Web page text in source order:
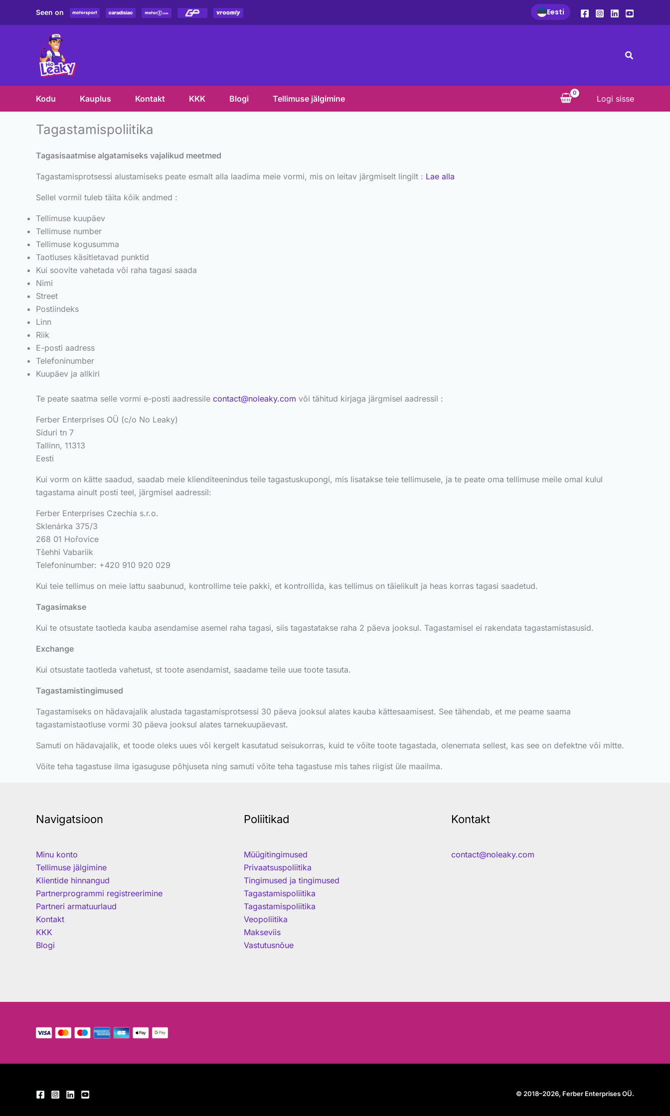
Seen on Eesti
Search
Kodu Kauplus Kontakt KKK Blogi Tellimuse jälgimine Logi sisse
Tagastamispoliitika
Tagasisaatmise algatamiseks vajalikud meetmed
Tagastamisprotsessi alustamiseks peate esmalt alla laadima meie vormi, mis on leitav järgmiselt lingilt : Lae alla
Sellel vormil tuleb täita kõik andmed :
Tellimuse kuupäev
Tellimuse number
Tellimuse kogusumma
Taotluses käsitletavad punktid
Kui soovite vahetada või raha tagasi saada
Nimi
Street
Postiindeks
Linn
Riik
E-posti aadress
Telefoninumber
Kuupäev ja allkiri
Te peate saatma selle vormi e-posti aadressile contact@noleaky.com või tähitud kirjaga järgmisel aadressil :
Ferber Enterprises OÜ (c/o No Leaky)
Siduri tn 7
Tallinn, 11313
Eesti
Kui vorm on kätte saadud, saadab meie klienditeenindus teile tagastuskupongi, mis lisatakse teie tellimusele, ja te peate oma tellimuse meile omal kulul
tagastama ainult posti teel, järgmisel aadressil:
Ferber Enterprises Czechia s.r.o.
Sklenárka 375/3
268 01 Hořovice
Tšehhi Vabariik
Telefoninumber: +420 910 920 029
Kui teie tellimus on meie lattu saabunud, kontrollime teie pakki, et kontrollida, kas tellimus on täielikult ja heas korras tagasi saadetud.
Tagasimakse
Kui te otsustate taotleda kauba asendamise asemel raha tagasi, siis tagastatakse raha 2 päeva jooksul. Tagastamisel ei rakendata tagastamistasusid.
Exchange
Kui otsustate taotleda vahetust, st toote asendamist, saadame teile uue toote tasuta.
Tagastamistingimused
Tagastamiseks on hädavajalik alustada tagastamisprotsessi 30 päeva jooksul alates kauba kättesaamisest. See tähendab, et me peame saama
tagastamistaotluse vormi 30 päeva jooksul alates tarnekuupäevast.
Samuti on hädavajalik, et toode oleks uues või kergelt kasutatud seisukorras, kuid te võite toote tagastada, olenemata sellest, kas see on defektne või mitte.
Võite teha tagastuse ilma igasuguse põhjuseta ning samuti võite teha tagastuse mis tahes riigist üle maailma.
Navigatsioon
Minu konto
Tellimuse jälgimine
Klientide hinnangud
Partnerprogrammi registreerimine
Partneri armatuurlaud
Kontakt
KKK
Blogi
Poliitikad
Müügitingimused
Privaatsuspoliitika
Tingimused ja tingimused
Tagastamispoliitika
Tagastamispoliitika
Veopoliitika
Makseviis
Vastutusnõue
Kontakt
contact@noleaky.com
© 2018–2026, Ferber Enterprises OÜ.